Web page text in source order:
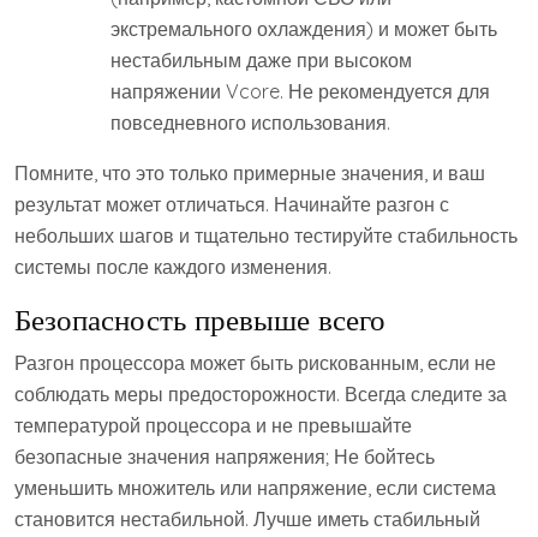
экстремального охлаждения) и может быть
нестабильным даже при высоком
напряжении Vcore. Не рекомендуется для
повседневного использования.
Помните, что это только примерные значения, и ваш
результат может отличаться. Начинайте разгон с
небольших шагов и тщательно тестируйте стабильность
системы после каждого изменения.
Безопасность превыше всего
Разгон процессора может быть рискованным, если не
соблюдать меры предосторожности. Всегда следите за
температурой процессора и не превышайте
безопасные значения напряжения; Не бойтесь
уменьшить множитель или напряжение, если система
становится нестабильной. Лучше иметь стабильный